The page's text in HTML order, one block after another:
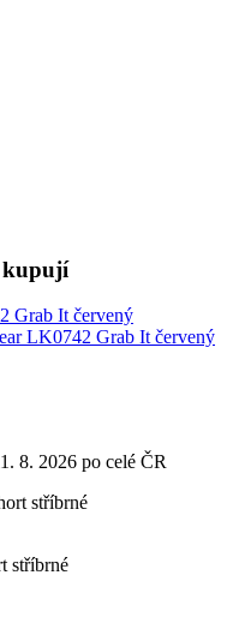
kupují
LK0742 Grab It červený
8. 2026 po celé ČR
stříbrné